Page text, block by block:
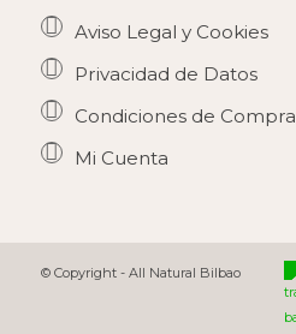
Aviso Legal y Cookies
Privacidad de Datos
Condiciones de Compra
Mi Cuenta
© Copyright - All Natural Bilbao